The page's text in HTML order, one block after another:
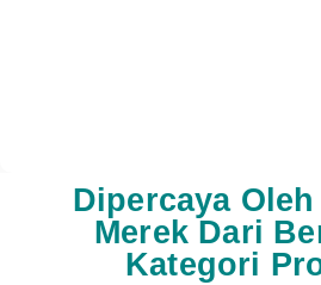
Dipercaya
Merek Dari
Kategori